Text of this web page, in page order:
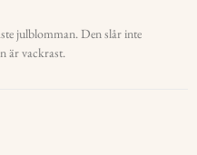
julblomman. Den slår inte
är vackrast.